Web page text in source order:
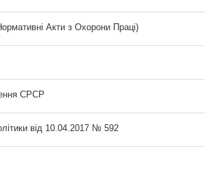
Акти з Охорони Праці)
СРСР
від 10.04.2017 № 592